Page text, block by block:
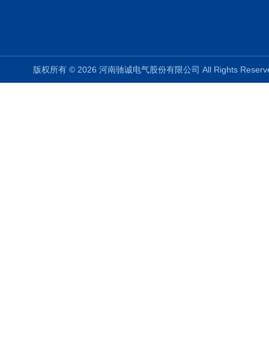
版权所有 © 2026 河南驰诚电气股份有限公司 All Rights